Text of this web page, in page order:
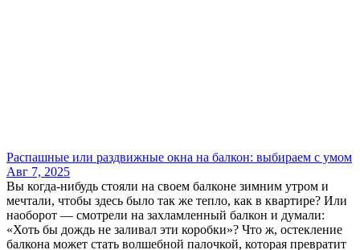
Распашные или раздвижные окна на балкон: выбираем с умом
Авг 7, 2025
Вы когда-нибудь стояли на своем балконе зимним утром и
мечтали, чтобы здесь было так же тепло, как в квартире? Или
наоборот — смотрели на захламленный балкон и думали:
«Хоть бы дождь не заливал эти коробки»? Что ж, остекление
балкона может стать волшебной палочкой, которая превратит